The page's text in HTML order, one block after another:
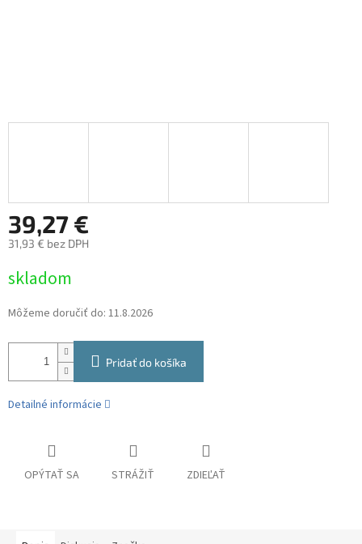
39,27 €
31,93 € bez DPH
cena:
skladom
Môžeme doručiť do: 11.8.2026
Pridať do košíka
Detailné informácie
OPÝTAŤ SA STRÁŽIŤ ZDIEĽAŤ